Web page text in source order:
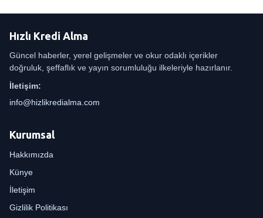
Hızlı Kredi Alma
Güncel haberler, yerel gelişmeler ve okur odaklı içerikler
doğruluk, şeffaflık ve yayın sorumluluğu ilkeleriyle hazırlanır.
İletişim:
info@hizlikredialma.com
Kurumsal
Hakkımızda
Künye
İletişim
Gizlilik Politikası